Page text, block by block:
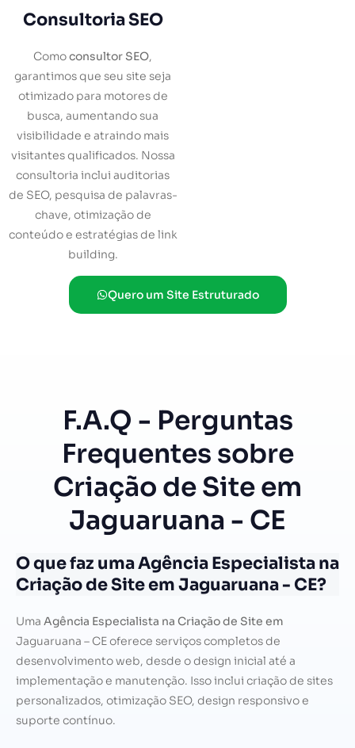
Consultoria SEO
Comoconsultor SEO,
garantimos que seu site seja
otimizado para motores de
busca, aumentando sua
visibilidade e atraindo mais
visitantes qualificados. Nossa
consultoria inclui auditorias
de SEO, pesquisa de palavras-
chave, otimização de
conteúdo e estratégias de link
building.
Quero um Site Estruturado
F.A.Q - Perguntas
Frequentes sobre
Criação de Site em
Jaguaruana - CE
O que faz uma Agência Especialista na
Criação de Site em Jaguaruana - CE?
Uma Agência Especialista na Criação de Site em
Jaguaruana – CE oferece serviços completos de
desenvolvimento web, desde o design inicial até a
implementação e manutenção. Isso inclui criação de sites
personalizados, otimização SEO, design responsivo e
suporte contínuo.